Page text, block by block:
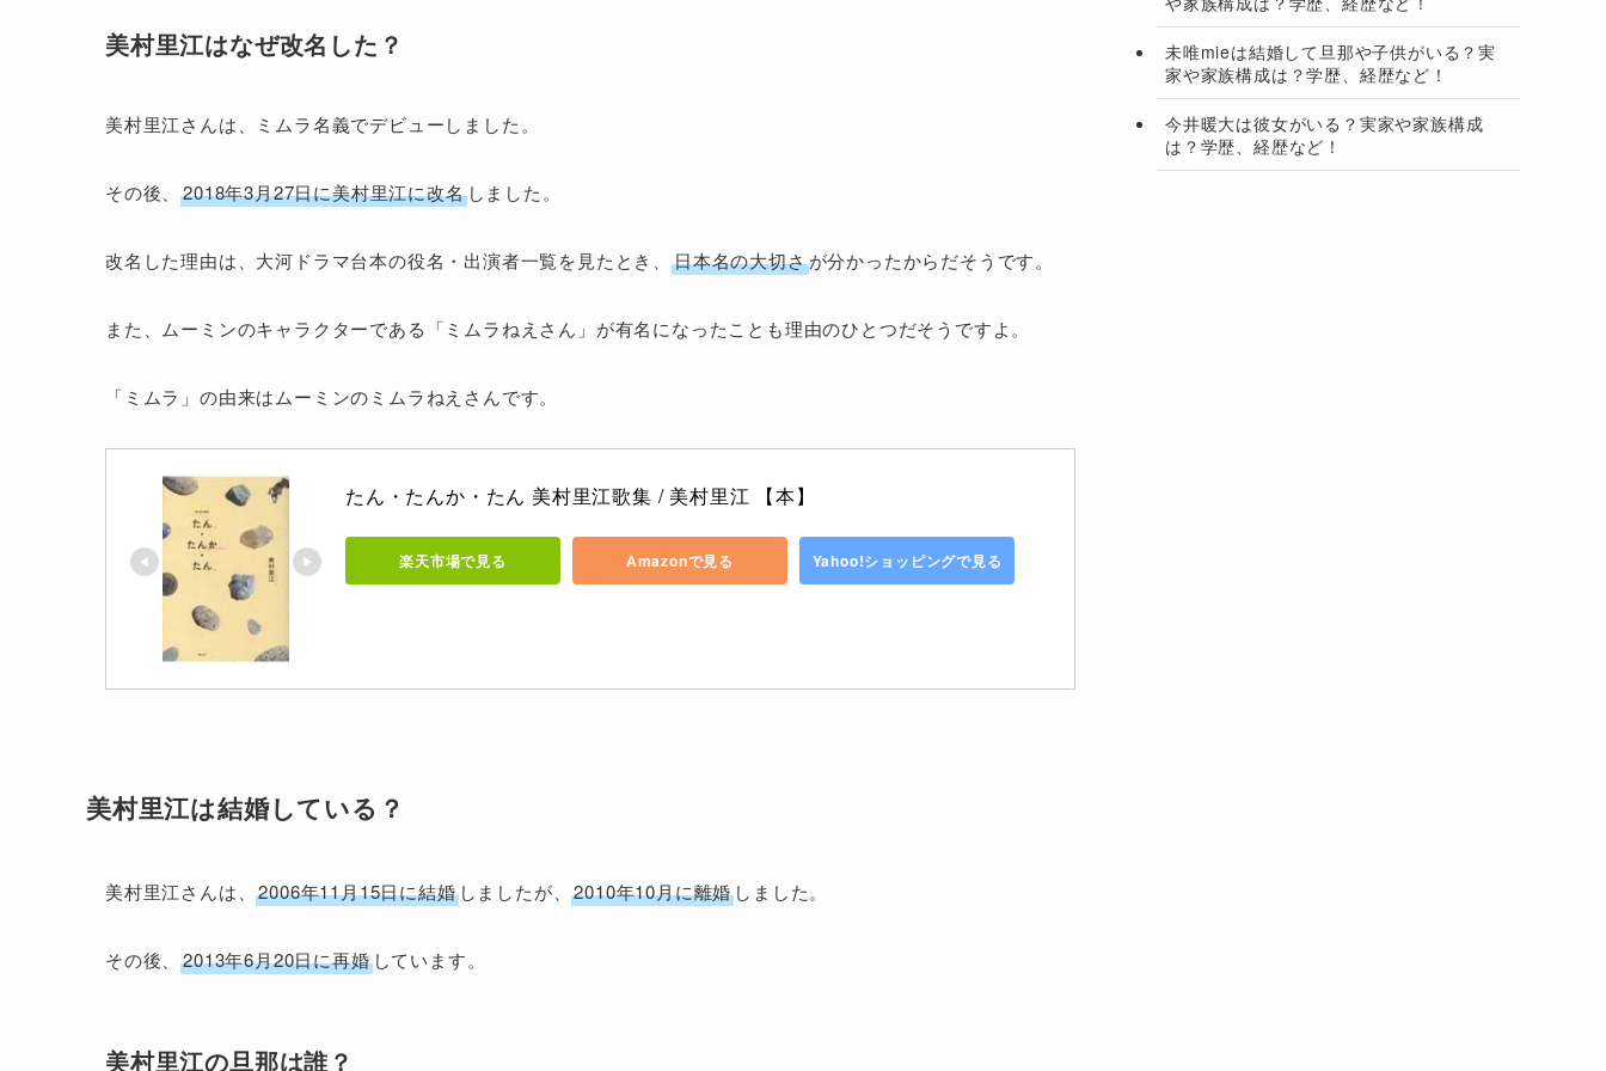
美村里江はなぜ改名した？
美村里江さんは、ミムラ名義でデビューしました。
その後、2018年3月27日に美村里江に改名しました。
改名した理由は、大河ドラマ台本の役名・出演者一覧を見たとき、 日本名の大切さが分かったからだそうです。
また、ムーミンのキャラクターである「ミムラねえさん」が有名になったことも理由のひとつだそうですよ。
「ミムラ」の由来はムーミンのミムラねえさんです。
たん・たんか・たん 美村里江歌集 / 美村里江 【本】
楽天市場で見る Amazonで見る Yahoo!ショッピングで見る
美村里江は結婚している？
美村里江さんは、2006年11月15日に結婚しましたが、2010年10月に離婚 しました。
その後、2013年6月20日に再婚しています。
美村里江の旦那は誰？
未唯mieは結婚して旦那や子供がいる？実
家や家族構成は？学歴、経歴など！
今井暖大は彼女がいる？実家や家族構成
は？学歴、経歴など！